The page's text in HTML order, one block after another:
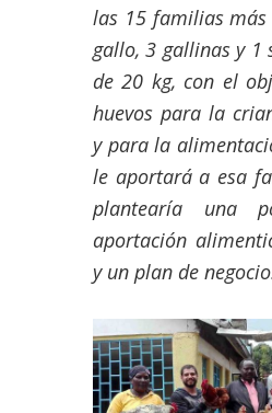
las 15 familias más
gallo, 3 gallinas y 1
de 20 kg, con el
huevos para la
y para la
le aportará a esa
plantearía una
aportación
y un plan de